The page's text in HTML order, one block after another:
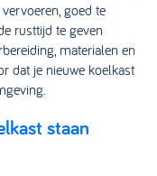
goed te
rusttijd te geven
materialen en
dat je nieuwe koelkast
staan